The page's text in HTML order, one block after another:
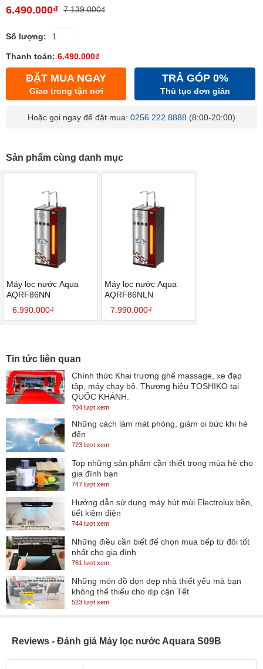
6.490.000₫ 7.139.000₫
Số lượng:
Thanh toán: 6.490.000₫
ĐẶT MUA NGAY
Giao trong tận nơi
TRẢ GÓP 0%
Thủ tục đơn giản
Hoặc gọi ngay để đặt mua: 0256 222 8888 (8:00-20:00)
Sản phẩm cùng danh mục
Máy lọc nước Aqua
AQRF86NN
6.990.000₫
Máy lọc nước Aqua
AQRF86NLN
7.990.000₫
Tin tức liên quan
Chính thức Khai trương ghế massage, xe đạp
tập, máy chạy bộ. Thương hiệu TOSHIKO tại
QUỐC KHÁNH.
704 lượt xem
Những cách làm mát phòng, giảm oi bức khi hè
đến
723 lượt xem
Top những sản phẩm cần thiết trong mùa hè cho
gia đình bạn
747 lượt xem
Hướng dẫn sử dụng máy hút mùi Electrolux bền,
tiết kiệm điện
744 lượt xem
Những điều cần biết để chọn mua bếp từ đôi tốt
nhất cho gia đình
761 lượt xem
Những món đồ dọn dẹp nhà thiết yếu mà bạn
không thể thiếu cho dịp cận Tết
523 lượt xem
Reviews - Đánh giá Máy lọc nước Aquara S09B